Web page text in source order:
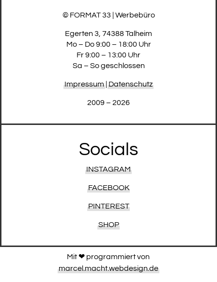
© FORMAT 33 | Werbebüro
Egerten 3, 74388 Talheim
Mo – Do 9:00 – 18:00 Uhr
Fr 9:00 – 13:00 Uhr
Sa – So geschlossen
Impressum|Datenschutz
2009 – 2026
Socials
INSTAGRAM
FACEBOOK
PINTEREST
SHOP
Mit ❤︎ programmiert von
marcel.macht.webdesign.de